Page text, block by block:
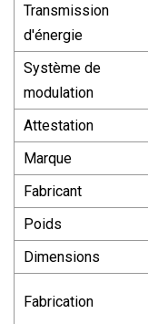
Transmission
d'énergie
Système de
modulation
Attestation
Marque
Fabricant
Poids
Dimensions
Fabrication